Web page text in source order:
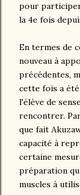
pour
la 4e fois
En termes de
nouveau à
précédentes,
cette fois a
l'élève de
rencontrer.
que fait
capacité à
certaine
préparation
muscles à